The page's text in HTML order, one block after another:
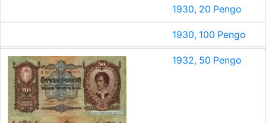
1930, 20 Pengo
1930, 100 Pengo
1932, 50 Pengo